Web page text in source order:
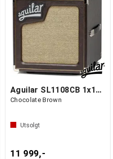
Aguilar SL1108CB 1x10 8ohm Bass Cabinet
Chocolate Brown
Utsolgt
11 999,-